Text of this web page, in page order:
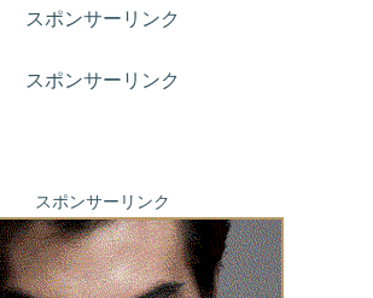
スポンサーリンク
スポンサーリンク
スポンサーリンク